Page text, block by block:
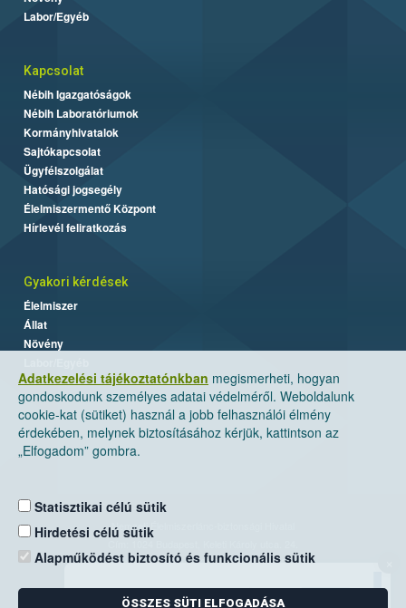
Adatkezelési tájékoztatónkban megismerheti, hogyan
gondoskodunk személyes adatai védelméről. Weboldalunk
cookie-kat (sütiket) használ a jobb felhasználói élmény
érdekében, melynek biztosításához kérjük, kattintson az
„Elfogadom” gombra.
Statisztikai célú sütik
Hirdetési célú sütik
Alapműködést biztosító és funkcionális sütik
ÖSSZES SÜTI ELFOGADÁSA
Labor/Egyéb
Kapcsolat
Nébih Igazgatóságok
Nébih Laboratóriumok
Kormányhivatalok
Sajtókapcsolat
Ügyfélszolgálat
Hatósági jogsegély
Élelmiszermentő Központ
Hírlevél feliratkozás
Gyakori kérdések
Élelmiszer
Állat
Növény
Nemzeti Élelmiszerlánc-biztonsági Hivatal
Levelezési cím: 1525 Budapest. Pf. 30.